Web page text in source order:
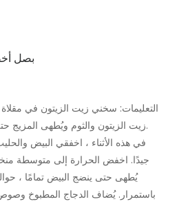
بصل
التعليمات: سخني زيت الزيتون في
زيت الزيتون والثوم ويُطهى المزيج حتى يصبح طريًا ، حوالي 15 دقيقة.
في هذه الأثناء ، اخفقي البيض
جيدًا. اخفض الحرارة إلى متوسطة
باستمرار. يُضاف الدجاج المطبوخ